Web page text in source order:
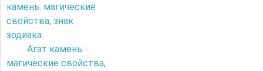
камень: магические
свойства, знак
зодиака
Агат камень:
магические свойства,